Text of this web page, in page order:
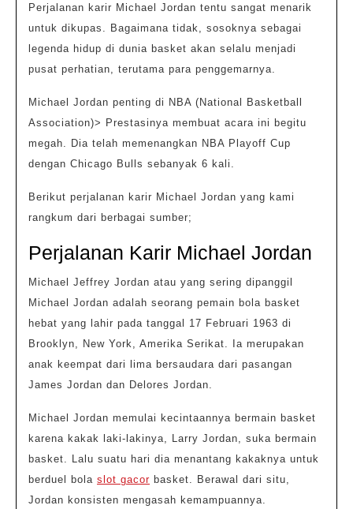
Menjadi
Legenda
Hidup
Perjalanan karir Michael Jordan tentu sangat menarik
untuk dikupas. Bagaimana tidak, sosoknya sebagai
legenda hidup di dunia basket akan selalu menjadi
pusat perhatian, terutama para penggemarnya.
Michael Jordan penting di NBA (National Basketball
Association)> Prestasinya membuat acara ini begitu
megah. Dia telah memenangkan NBA Playoff Cup
dengan Chicago Bulls sebanyak 6 kali.
Berikut perjalanan karir Michael Jordan yang kami
rangkum dari berbagai sumber;
Perjalanan Karir Michael Jordan
Michael Jeffrey Jordan atau yang sering dipanggil
Michael Jordan adalah seorang pemain bola basket
hebat yang lahir pada tanggal 17 Februari 1963 di
Brooklyn, New York, Amerika Serikat. Ia merupakan
anak keempat dari lima bersaudara dari pasangan
James Jordan dan Delores Jordan.
Michael Jordan memulai kecintaannya bermain basket
karena kakak laki-lakinya, Larry Jordan, suka bermain
basket. Lalu suatu hari dia menantang kakaknya untuk
berduel bola slot gacor basket. Berawal dari situ,
Jordan konsisten mengasah kemampuannya.